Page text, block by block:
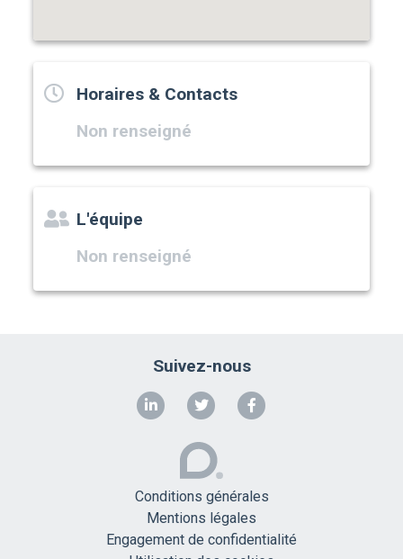
Horaires & Contacts
Non renseigné
L'équipe
Non renseigné
Suivez-nous
Conditions générales
Mentions légales
Engagement de confidentialité